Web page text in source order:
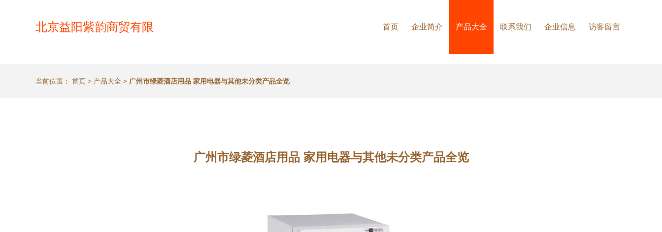
北京益阳紫韵商贸有限 首页 企业简介 产品大全 联系我们 企业信息 访客留言
当前位置： 首页 > 产品大全 > 广州市绿菱酒店用品 家用电器与其他未分类产品全览
广州市绿菱酒店用品 家用电器与其他未分类产品全览